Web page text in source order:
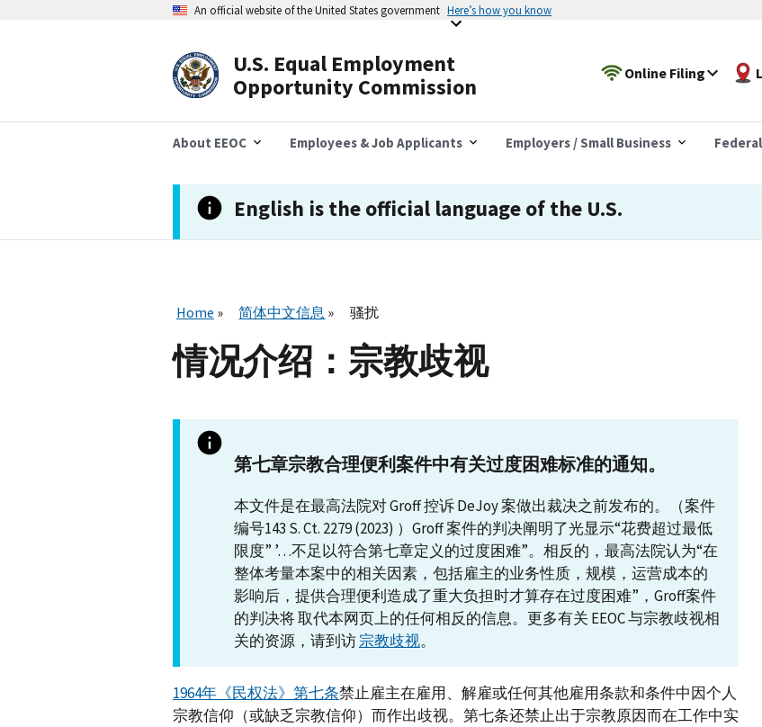
An official website of the United States government Here’s how you know
U.S. Equal Employment
Opportunity Commission
Online Filing
About EEOC Employees & Job Applicants Employers / Small Business
English is the official language of the U.S.
Home 简体中文信息 骚扰
情况介绍：宗教歧视
第七章宗教合理便利案件中有关过度困难标准的通知。
本文件是在最高法院对 Groff 控诉 DeJoy 案做出裁决之前发布的。（案件
编号143 S. Ct. 2279 (2023) ）Groff 案件的判决阐明了光显示“花费超过最低
限度” ’…不足以符合第七章定义的过度困难”。相反的，最高法院认为“在
整体考量本案中的相关因素，包括雇主的业务性质，规模，运营成本的
影响后，提供合理便利造成了重大负担时才算存在过度困难”，Groff案件
的判决将 取代本网页上的任何相反的信息。更多有关 EEOC 与宗教歧视相
关的资源，请到访宗教歧视。
1964年《民权法》第七条禁止雇主在雇用、解雇或任何其他雇用条款和条件中因个人
宗教信仰（或缺乏宗教信仰）而作出歧视。第七条还禁止出于宗教原因而在工作中实